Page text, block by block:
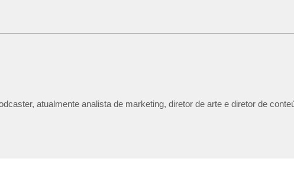
atualmente analista de marketing, diretor de arte e diretor de